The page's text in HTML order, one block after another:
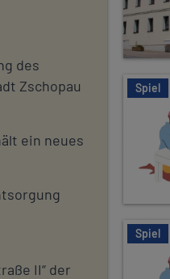
des
Zschopau
ein neues
II“ der
Spiel
Spiel